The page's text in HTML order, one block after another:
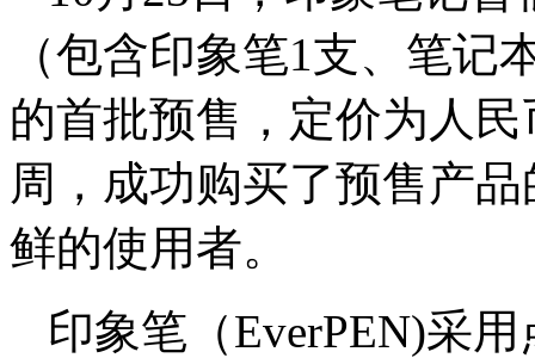
（包含印象笔1支、笔记
的首批预售，定价为人
周，成功购买了预售产
鲜的使用者。
印象笔（EverPEN)采